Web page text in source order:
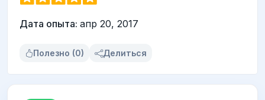
Дата опыта: апр 20, 2017
Полезно (0) Делиться